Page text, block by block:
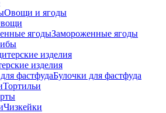
Овощи и ягоды
Замороженные ягоды
изделия
Булочки для фастфуда
Тортильи
Чизкейки